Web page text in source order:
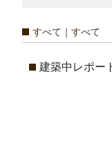
すべて｜すべて
建築中レポー